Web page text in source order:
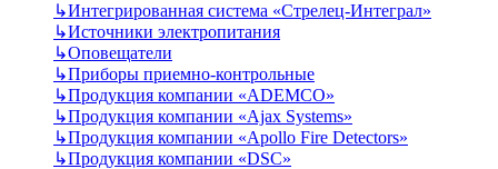
↳Интегрированная система «Стрелец-Интеграл»
↳Источники электропитания
↳Оповещатели
↳Приборы приемно-контрольные
↳Продукция компании «ADEMCO»
↳Продукция компании «Ajax Systems»
↳Продукция компании «Apollo Fire Detectors»
↳Продукция компании «DSC»